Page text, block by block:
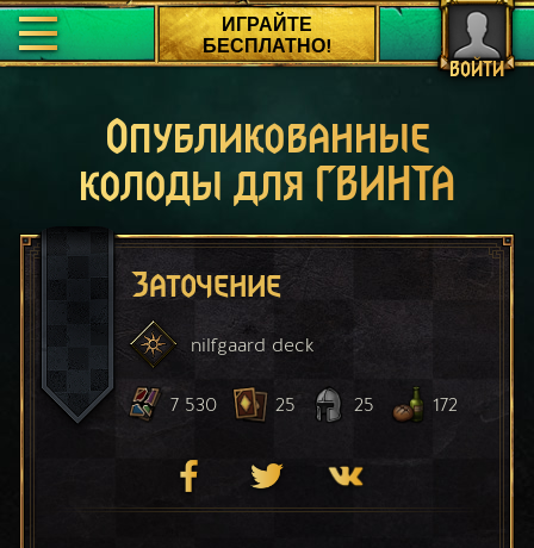
ВОЙТИ
ИГРАЙТЕ
БЕСПЛАТНО!
Опубликованные
колоды для ГВИНТА
Заточение
nilfgaard deck
7 530 25 25 172